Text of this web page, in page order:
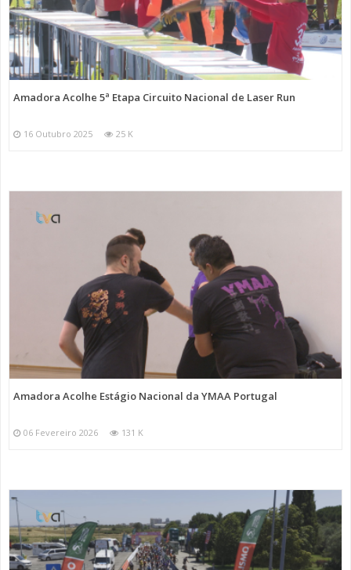
Amadora Acolhe 5ª Etapa Circuito Nacional de Laser Run
16 Outubro 2025 25 K
Amadora Acolhe Estágio Nacional da YMAA Portugal
06 Fevereiro 2026 131 K